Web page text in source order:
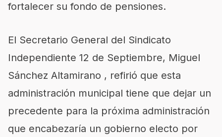
fortalecer su fondo de pensiones.
El Secretario General del Sindicato
Independiente 12 de Septiembre, Miguel
Sánchez Altamirano , refirió que esta
administración municipal tiene que dejar un
precedente para la próxima administración
que encabezaría un gobierno electo por